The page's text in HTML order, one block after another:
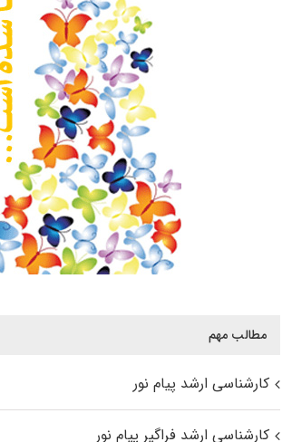
مطالب مهم
کارشناسی ارشد پیام نور
کارشناسی ارشد فراگیر پیام نور